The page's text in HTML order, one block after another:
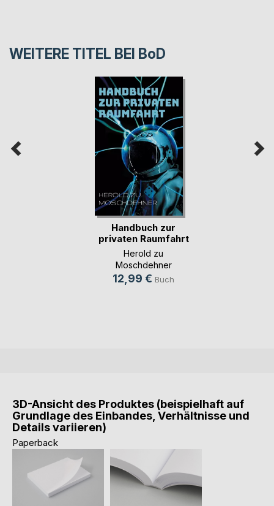
WEITERE TITEL BEI BoD
Handbuch zur
privaten Raumfahrt
Herold zu
Moschdehner
12,99 € Buch
3D-Ansicht des Produktes (beispielhaft auf
Grundlage des Einbandes, Verhältnisse und
Details variieren)
Paperback